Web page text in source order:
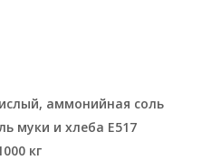
аммонийная соль
муки и хлеба Е517
кг